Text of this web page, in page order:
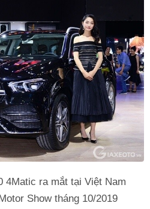
4Matic ra mắt tại Việt Nam
Show tháng 10/2019